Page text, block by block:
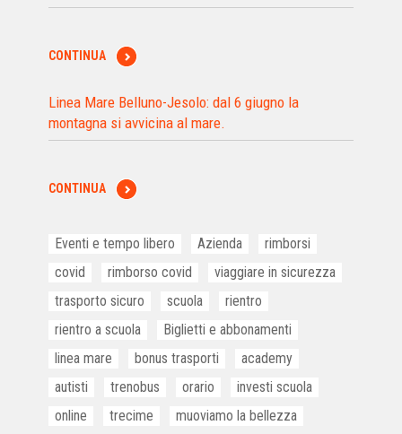
CONTINUA
Linea Mare Belluno-Jesolo: dal 6 giugno la
montagna si avvicina al mare.
CONTINUA
Eventi e tempo libero Azienda
rimborsi
covid
rimborso covid
viaggiare in sicurezza
trasporto sicuro
scuola
rientro
rientro a scuola
Biglietti e abbonamenti
linea mare
bonus trasporti
academy
autisti
trenobus orario
investi scuola
online
trecime
muoviamo la bellezza